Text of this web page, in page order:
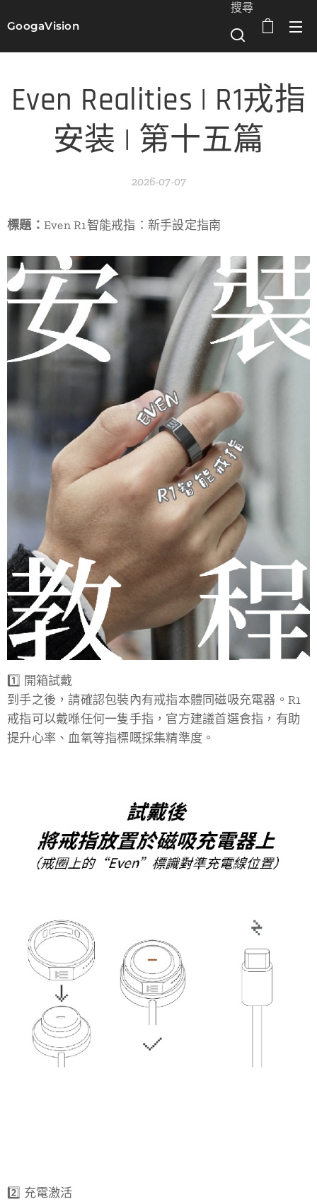
GoogaVision
搜尋
Even Realities | R1戎指
安装 | 第十五篇
2026-07-07
標題： Even R1智能戒指：新手設定指南
1️⃣ 開箱試戴
到手之後，請確認包裝內有戒指本體同磁吸充電器。R1
戒指可以戴喺任何一隻手指，官方建議首選食指，有助
提升心率、血氧等指標嘅採集精準度。
2️⃣ 充電激活